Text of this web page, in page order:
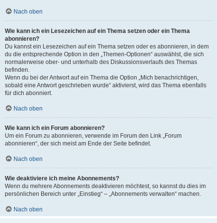
Nach oben
Wie kann ich ein Lesezeichen auf ein Thema setzen oder ein Thema
abonnieren?
Du kannst ein Lesezeichen auf ein Thema setzen oder es abonnieren, in dem
du die entsprechende Option in den „Themen-Optionen“ auswählst, die sich
normalerweise ober- und unterhalb des Diskussionsverlaufs des Themas
befinden.
Wenn du bei der Antwort auf ein Thema die Option „Mich benachrichtigen,
sobald eine Antwort geschrieben wurde“ aktivierst, wird das Thema ebenfalls
für dich abonniert.
Nach oben
Wie kann ich ein Forum abonnieren?
Um ein Forum zu abonnieren, verwende im Forum den Link „Forum
abonnieren“, der sich meist am Ende der Seite befindet.
Nach oben
Wie deaktiviere ich meine Abonnements?
Wenn du mehrere Abonnements deaktivieren möchtest, so kannst du dies im
persönlichen Bereich unter „Einstieg“ – „Abonnements verwalten“ machen.
Nach oben